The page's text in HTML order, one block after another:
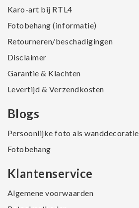
Karo-art bij RTL4
Fotobehang (informatie)
Retourneren/beschadigingen
Disclaimer
Garantie & Klachten
Levertijd & Verzendkosten
Blogs
Persoonlijke foto als wanddecoratie
Fotobehang
Klantenservice
Algemene voorwaarden